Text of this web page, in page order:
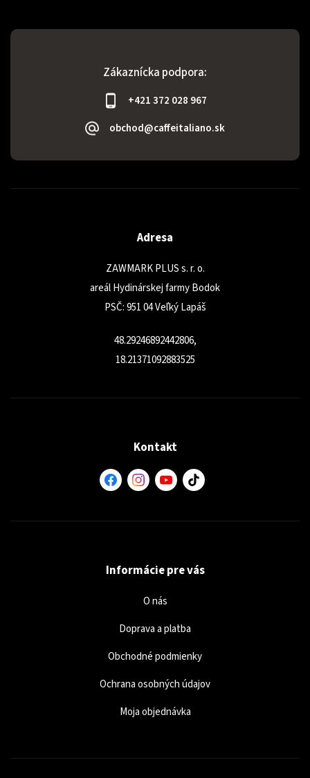
Zákaznícka podpora:
+421 372 028 967
obchod@caffeitaliano.sk
Adresa
ZAWMARK PLUS s. r. o.
areál Hydinárskej farmy Bodok
PSČ: 951 04 Veľký Lapáš
48.29246892442806,
18.21371092883525
Kontakt
Informácie pre vás
O nás
Doprava a platba
Obchodné podmienky
Ochrana osobných údajov
Moja objednávka